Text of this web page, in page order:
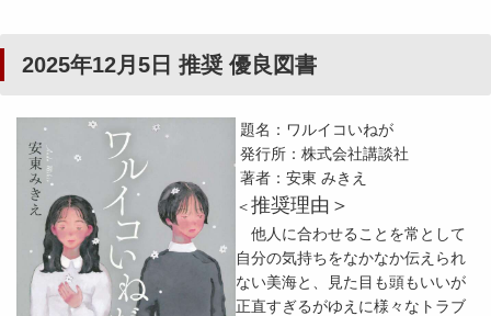
2025年12月5日 推奨 優良図書
題名：ワルイコいねが
発行所：株式会社講談社
著者：安東 みきえ
＜推奨理由＞
他人に合わせることを常として
自分の気持ちをなかなか伝えられ
ない美海と、見た目も頭もいいが
正直すぎるがゆえに様々なトラブ